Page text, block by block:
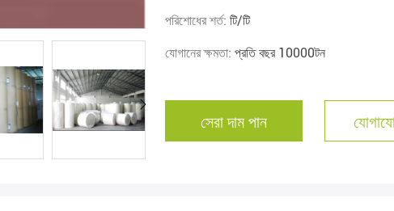
পরিশোধের শর্ত: টি/টি
যোগানের ক্ষমতা: প্রতি বছর 10000টন
সেরা দাম পান